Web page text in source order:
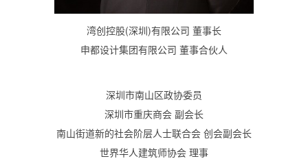
湾创控股(深圳)有限公司 董事长
申都设计集团有限公司 董事合伙人
深圳市南山区政协委员
深圳市重庆商会 副会长
南山街道新的社会阶层人士联合会 创会副会长
世界华人建筑师协会 理事